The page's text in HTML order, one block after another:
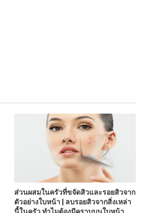
ส่วนผสมในครัวที่ขจัดสิวและรอยสิวจาก
ตัวอย่างใบหน้า | ลบรอยสิวจากสิ่งเหล่า